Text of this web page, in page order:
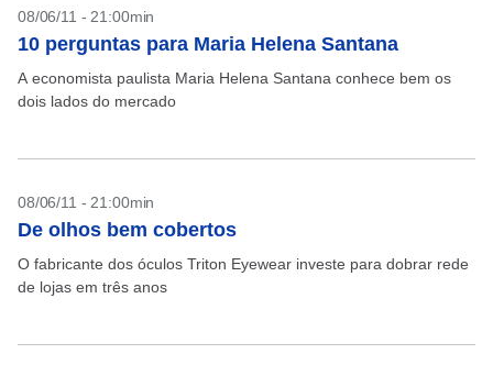
08/06/11 - 21:00min
10 perguntas para Maria Helena Santana
A economista paulista Maria Helena Santana conhece bem os
dois lados do mercado
08/06/11 - 21:00min
De olhos bem cobertos
O fabricante dos óculos Triton Eyewear investe para dobrar rede
de lojas em três anos